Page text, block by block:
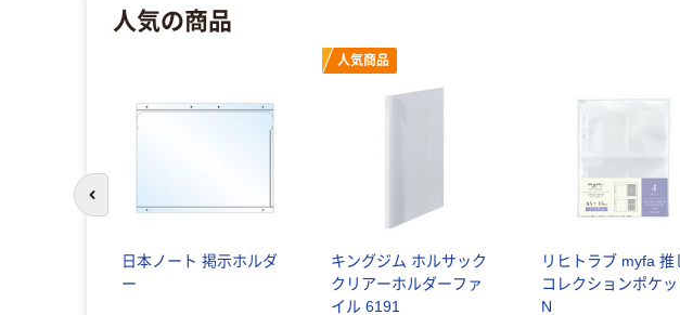
人気の商品
日本ノート 掲示ホルダ
ー
人気商品
キングジム ホルサック
クリアーホルダーファ
イル 6191
リヒトラブ myfa 推
コレクションポケッ
N
前のスライドへ